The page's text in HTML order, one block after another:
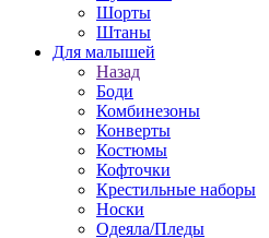
Шорты
Штаны
Для малышей
Назад
Боди
Комбинезоны
Конверты
Костюмы
Кофточки
Крестильные наборы
Носки
Одеяла/Пледы